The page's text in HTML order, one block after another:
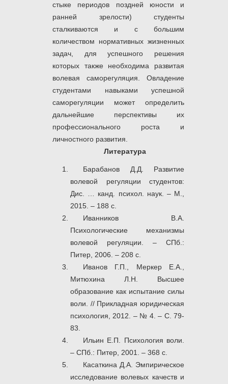
стыке периодов поздней юности и
ранней зрелости) студенты
сталкиваются и с большим
количеством нормативных жизненных
задач, для успешного решения
которых также необходима развитая
волевая саморегуляция. Овладение
студентами навыками успешной
саморегуляции может определить
дальнейшие перспективы их
профессионального роста и
личностного развития.
Литература
Барабанов Д.Д. Развитие
волевой регуляции студентов:
Дис. … канд. психол. наук. – М.,
2015. – 188 с.
Иванников В.А.
Психологические механизмы
волевой регуляции. – СПб.:
Питер, 2006. – 208 с.
Иванов Г.П., Меркер Е.А.,
Митюхина Л.Н. Высшее
образование как испытание силы
воли. // Прикладная юридическая
психология, 2012. – № 4. – С. 79-
83.
Ильин Е.П. Психология воли.
– СПб.: Питер, 2001. – 368 с.
Касаткина Д.А. Эмпирическое
исследование волевых качеств и